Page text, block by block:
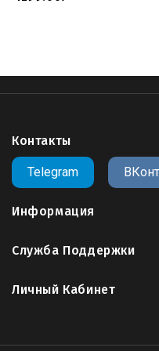
Контакты
Telegram
Информация
Служба Поддержки
Личный Кабинет